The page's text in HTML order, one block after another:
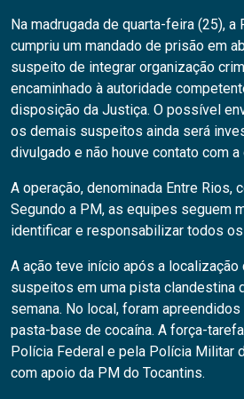
Na madrugada de quarta-feira (25),
cumpriu um mandado de prisão em
suspeito de integrar organização
encaminhado à autoridade
disposição da Justiça. O possível
os demais suspeitos ainda será
divulgado e não houve contato com a
A operação, denominada Entre Rios,
Segundo a PM, as equipes seguem
identificar e responsabilizar todos
A ação teve início após a
suspeitos em uma pista clandestina
semana. No local, foram
pasta-base de cocaína. A força-
Polícia Federal e pela Polícia Militar
com apoio da PM do Tocantins.